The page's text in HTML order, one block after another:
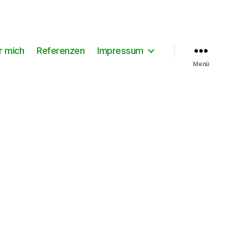
mich Referenzen Impressum
Menü